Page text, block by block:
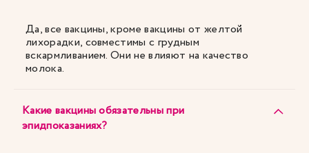
Да, все вакцины, кроме вакцины от желтой
лихорадки, совместимы с грудным
вскармливанием. Они не влияют на качество
молока.
Какие вакцины обязательны при
эпидпоказаниях?